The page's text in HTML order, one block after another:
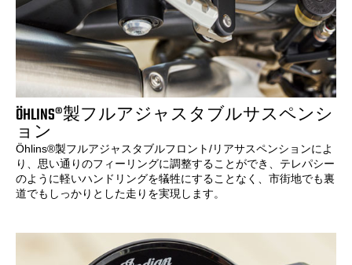
ÖHLINS®製フルアジャスタブルサスペンシ
ョン
Öhlins®製フルアジャスタブルフロント/リアサスペンションによ
り、思い通りのフィーリングに調整することができ、テレパシー
のように軽いハンドリングを犠牲にすることなく、市街地でも裏
道でもしっかりとした走りを実現します。